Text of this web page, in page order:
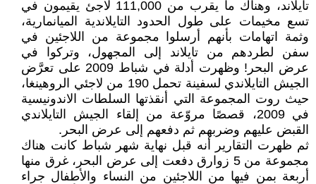
تايلاند، وهناك ما يقرب من 111,000 لاجئ يقيمون في
تسع مخيمات على طول الحدود التايلاندية الميانمارية،
وثمة اتهامات بأنهم أرسلوا مجموعة من اللاجئين في
سفن لطردهم من تايلاند إلى المجهول، وتركوا في
عرض البحر! وظهرت أدلة في شباط 2009 على تعرَّض
الجيش التايلاندي لسفينة تحمل 190 من لاجئي الروهينغا،
حيث روت المجموعة التي أنقذتها السلطات الاندونيسية
في 2009، قصصًا مروّعة من إلقاء الجيش التايلاندي
القبض عليهم وضربهم ثم دفعهم إلى عرض البحر.
ثم ظهرت التقارير أنه قبل نهاية شهر شباط كانت هناك
مجموعة من 5 زوارق دفعت إلى عرض البحر، غرق منها
أربعة بمن فيها من اللاجئين من النساء والأطفال جراء